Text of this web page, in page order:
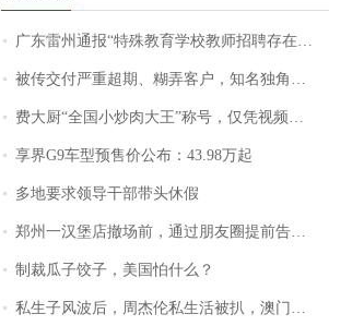
广东雷州通报“特殊教育学校教师招聘存在违规行为”：已启动问责程序 副校长被停职
被传交付严重超期、糊弄客户，知名独角兽车企创始人回应：都没证据，将依法采取措施，“本人长期与美国交管局保持沟通，对方表示肯定”
费大厨“全国小炒肉大王”称号，仅凭视频评出？中国烹饪协会回应
享界G9车型预售价公布：43.98万起
多地要求领导干部带头休假
郑州一汉堡店撤场前，通过朋友圈提前告知逐一退费，有顾客仅剩1元也全被退回，分文不少；顾客：言而有信，让人感动
制裁瓜子饺子，美国怕什么？
私生子风波后，周杰伦私生活被扒，澳门输10亿传闻早已经水落石出